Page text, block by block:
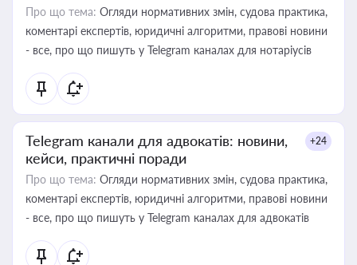
Про що тема: Огляди нормативних змін, судова практика,
коментарі експертів, юридичні алгоритми, правові новини
- все, про що пишуть у Telegram каналах для нотаріусів
Telegram канали для адвокатів: новини,
кейси, практичні поради
+24
Про що тема: Огляди нормативних змін, судова практика,
коментарі експертів, юридичні алгоритми, правові новини
- все, про що пишуть у Telegram каналах для адвокатів